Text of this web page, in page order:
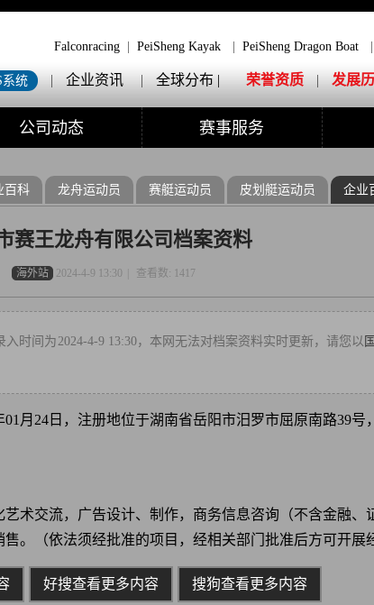
Falconracing PeiSheng Kayak PeiSheng Dragon Boat
统 | 企业资讯 | 全球分布 | 荣誉资质 | 发展
公司动态 赛事服务
百科 龙舟运动员 赛艇运动员 皮划艇运动员 企业
赛王龙舟有限公司档案资料
海外站 2024-4-9 13:30 查看数: 1417
入时间为2024-4-9 13:30，本网无法对档案资料实时更新，请您以
01月24日，注册地位于湖南省岳阳市汨罗市屈原南路39号
术交流，广告设计、制作，商务信息咨询（不含金融、
。（依法须经批准的项目，经相关部门批准后方可开展
好搜查看更多内容 搜狗查看更多内容